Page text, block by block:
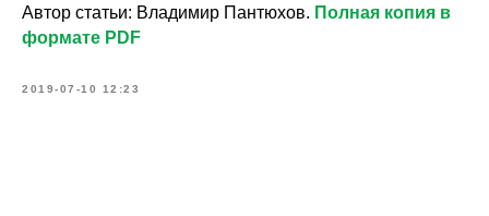
Автор статьи: Владимир Пантюхов. Полная копия в
формате PDF
2019-07-10 12:23